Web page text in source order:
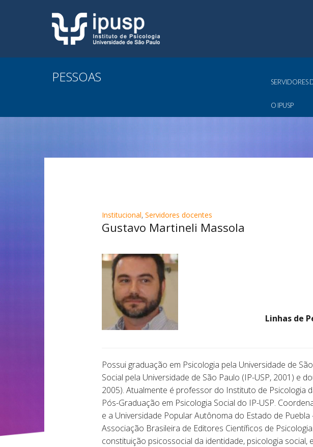
PESSOAS SERVIDORES
O IPUSP
Institucional, Servidores docentes
Gustavo Martineli Massola
Linhas de
Possui graduação em Psicologia pela Universidade de
Social pela Universidade de São Paulo (IP-USP, 2001) e
2005). Atualmente é professor do Instituto de Psicologia
Pós-Graduação em Psicologia Social do IP-USP.
e a Universidade Popular Autônoma do Estado de
Associação Brasileira de Editores Científicos de
constituição psicossocial da identidade, psicologia social,